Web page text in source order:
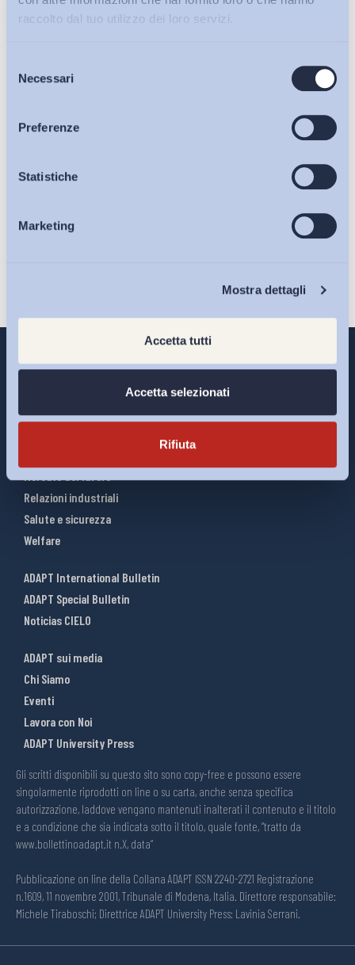
raccolto dal tuo utilizzo dei loro servizi.
delNecessari
Preferenze
Statistiche
Marketing
Mostra dettagli
Accetta tutti
Accetta selezionati
Rifiuta
Bollettini ADAPT
Articoli
Osservatori
Eventi
sulla pagina della
Iscriviti
Interventi ADAPT
Relazioni industriali
Salute e sicurezza
Welfare
ADAPT International Bulletin
ADAPT Special Bulletin
Noticias CIELO
ADAPT sui media
Chi Siamo
Eventi
Lavora con Noi
ADAPT University Press
Gli scritti disponibili su questo sito sono copy-free e possono essere
singolarmente riprodotti on line o su carta, anche senza specifica
autorizzazione, laddove vengano mantenuti inalterati il contenuto e il titolo
e a condizione che sia indicata sotto il titolo, quale fonte, “tratto da
www.bollettinoadapt.it n.X, data“
Pubblicazione on line della Collana ADAPT ISSN 2240-2721 Registrazione
n.1609, 11 novembre 2001, Tribunale di Modena, Italia. Direttore responsabile:
Michele Tiraboschi; Direttrice ADAPT University Press: Lavinia Serrani.